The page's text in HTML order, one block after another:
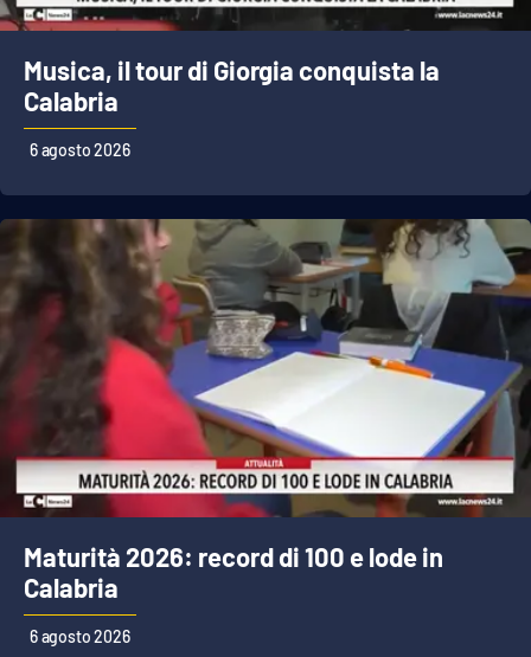
LaC OnAir
EDIZIONI
LOCALI
Catanzaro
Crotone
Vibo Valentia
Reggio Calabria
Cosenza
Lamezia Terme
PROGETTI
SPECIALI
Buona Sanità Calabria
Musica, il tour di Giorgia conquista la
Calabria
6 agosto 2026
Maturità 2026: record di 100 e lode in
Calabria
6 agosto 2026